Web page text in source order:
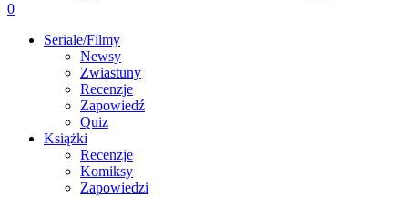
0
Seriale/Filmy
Newsy
Zwiastuny
Recenzje
Zapowiedź
Quiz
Książki
Recenzje
Komiksy
Zapowiedzi